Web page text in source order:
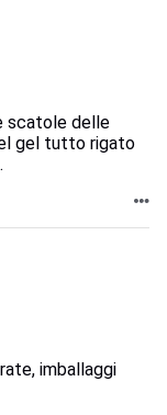
scatole delle
gel tutto rigato
imballaggi